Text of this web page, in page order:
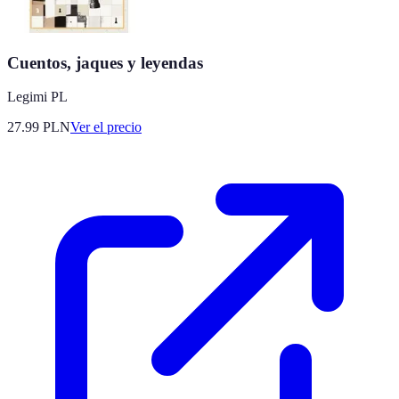
Cuentos, jaques y leyendas
Legimi PL
27.99 PLNVer el precio